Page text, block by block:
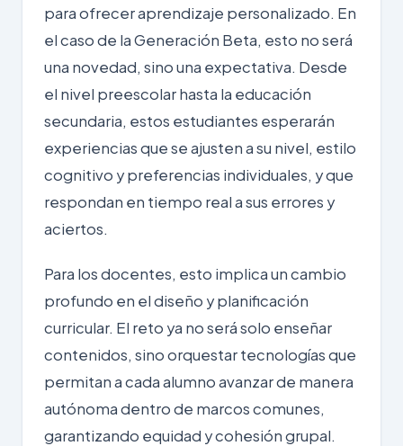
para ofreceraprendizaje personalizado. En
el caso de la Generación Beta, esto no será
una novedad, sino una expectativa. Desde
el nivel preescolar hasta la educación
secundaria, estos estudiantes esperarán
experiencias que se ajusten a su nivel, estilo
cognitivo y preferencias individuales, y que
respondan en tiempo real a sus errores y
aciertos.
Para los docentes, esto implica un cambio
profundo en el diseño y planificación
curricular. El reto ya no será solo enseñar
contenidos, sino orquestar tecnologías que
permitan a cada alumno avanzar de manera
autónoma dentro de marcos comunes,
garantizando equidad y cohesión grupal.